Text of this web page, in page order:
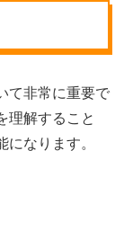
て非常に重要で
理解すること
なります。